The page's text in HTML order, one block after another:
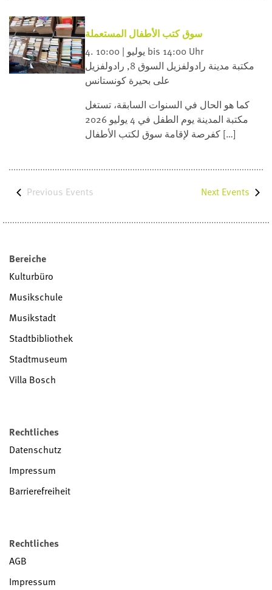
سوق كتب الأطفال المستعملة
4. يوليو | 10:00 bis 14:00 Uhr
مكتبة مدينة رادولفزيل
السوق 8, رادولفزيل
على بحيرة كونستانس
كما هو الحال في السنوات السابقة، تستغل
مكتبة المدينة يوم الطفل في 4 يوليو 2026
كفرصة لإقامة سوق لكتب الأطفال […]
Previous Events Next Events
Bereiche
Kulturbüro
Musikschule
Musikstadt
Stadtbibliothek
Stadtmuseum
Villa Bosch
Rechtliches
Datenschutz
Impressum
Barrierefreiheit
Rechtliches
AGB
Impressum